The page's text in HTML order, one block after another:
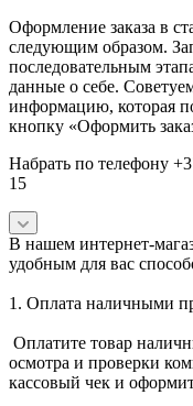
Оформление заказа в
следующим образом.
последовательным
данные о себе.
информацию, которая
кнопку «Оформить
Набрать по телефону
15
В нашем интернет-
удобным для вас
1. Оплата наличными
Оплатите товар
осмотра и проверки
кассовый чек и